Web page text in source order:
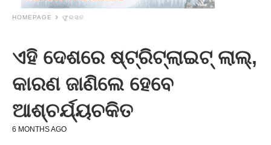
HOMEPAGE ଫୁରସତ
ଏହି ଦେଶରେ ଷ୍ଟ୍ରିଟ୍‌ଲାଇଟ୍‌ ଲାଲ୍‌,
କାରଣ ଜାଣିଲେ ହେବେ
ଆଶ୍ଚର୍ଯ୍ୟଚକିତ
6 MONTHS AGO